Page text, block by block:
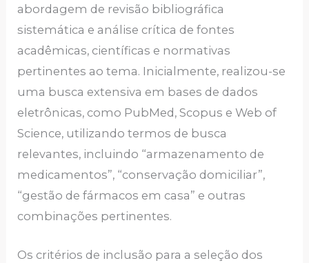
abordagem de revisão bibliográfica
sistemática e análise crítica de fontes
acadêmicas, científicas e normativas
pertinentes ao tema. Inicialmente, realizou-se
uma busca extensiva em bases de dados
eletrônicas, como PubMed, Scopus e Web of
Science, utilizando termos de busca
relevantes, incluindo “armazenamento de
medicamentos”, “conservação domiciliar”,
“gestão de fármacos em casa” e outras
combinações pertinentes.
Os critérios de inclusão para a seleção dos